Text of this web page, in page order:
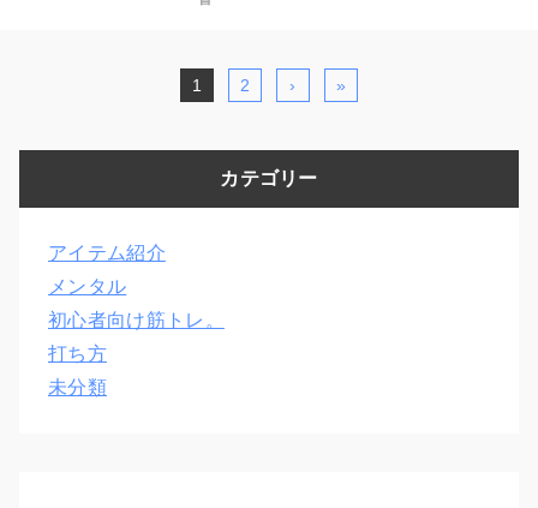
1 2 › »
カテゴリー
アイテム紹介
メンタル
初心者向け筋トレ。
打ち方
未分類